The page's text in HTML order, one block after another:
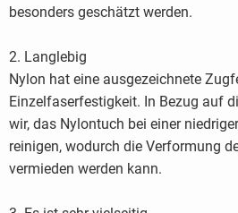
besonders geschätzt werden.
2. Langlebig
Nylon hat eine ausgezeichnete
Einzelfaserfestigkeit. In Bezug auf
wir, das Nylontuch bei einer
reinigen, wodurch die Verformung
vermieden werden kann.